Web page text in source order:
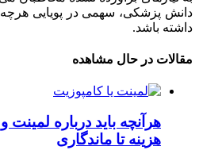
دانش پزشکی، سهمی در پویایی
داشته باشد.
مقالات در حال مشاهده
هرآنچه باید درباره لمینت و
هزینه تا ماندگاری